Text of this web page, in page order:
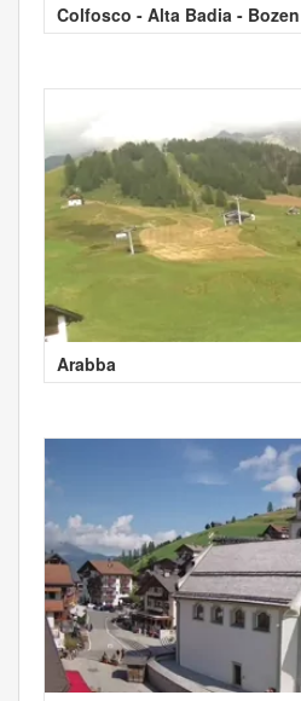
Colfosco - Alta Badia - Bozen
Arabba